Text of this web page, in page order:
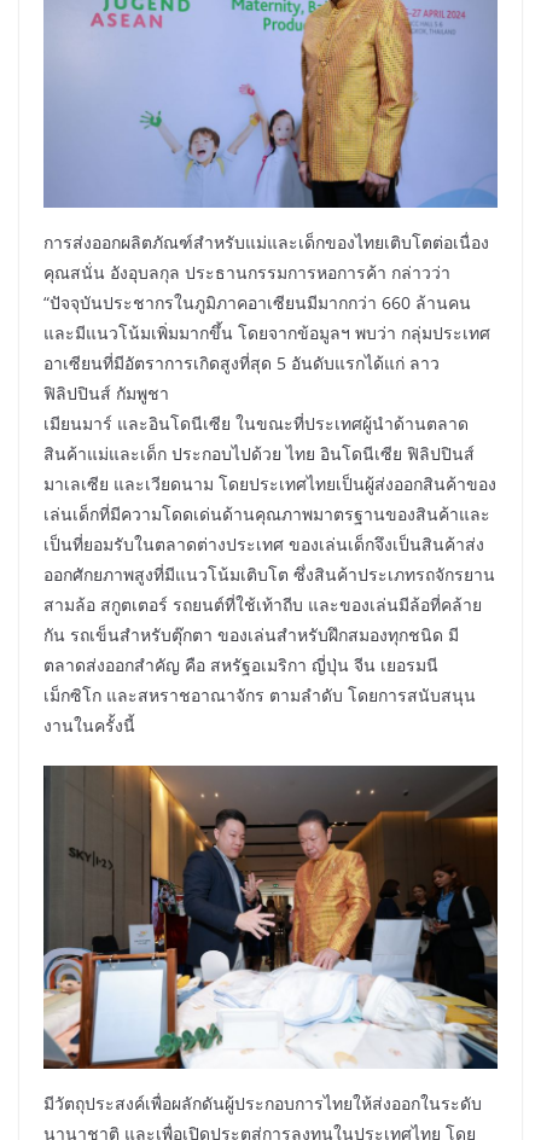
การส่งออกผลิตภัณฑ์สำหรับแม่และเด็กของไทยเติบโตต่อเนื่อง
คุณสนั่น อังอุบลกุล ประธานกรรมการหอการค้า กล่าวว่า
“ปัจจุบันประชากรในภูมิภาคอาเซียนมีมากกว่า 660 ล้านคน
และมีแนวโน้มเพิ่มมากขึ้น โดยจากข้อมูลฯ พบว่า กลุ่มประเทศ
อาเซียนที่มีอัตราการเกิดสูงที่สุด 5 อันดับแรกได้แก่ ลาว
ฟิลิปปินส์ กัมพูชา
เมียนมาร์ และอินโดนีเซีย ในขณะที่ประเทศผู้นำด้านตลาด
สินค้าแม่และเด็ก ประกอบไปด้วย ไทย อินโดนีเซีย ฟิลิปปินส์
มาเลเซีย และเวียดนาม โดยประเทศไทยเป็นผู้ส่งออกสินค้าของ
เล่นเด็กที่มีความโดดเด่นด้านคุณภาพมาตรฐานของสินค้าและ
เป็นที่ยอมรับในตลาดต่างประเทศ ของเล่นเด็กจึงเป็นสินค้าส่ง
ออกศักยภาพสูงที่มีแนวโน้มเติบโต ซึ่งสินค้าประเภทรถจักรยาน
สามล้อ สกูตเตอร์ รถยนต์ที่ใช้เท้าถีบ และของเล่นมีล้อที่คล้าย
กัน รถเข็นสำหรับตุ๊กตา ของเล่นสำหรับฝึกสมองทุกชนิด มี
ตลาดส่งออกสำคัญ คือ สหรัฐอเมริกา ญี่ปุ่น จีน เยอรมนี
เม็กซิโก และสหราชอาณาจักร ตามลำดับ โดยการสนับสนุน
งานในครั้งนี้
มีวัตถุประสงค์เพื่อผลักดันผู้ประกอบการไทยให้ส่งออกในระดับ
นานาชาติ และเพื่อเปิดประตูสู่การลงทุนในประเทศไทย โดย